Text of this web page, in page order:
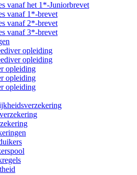
vanaf het 1*-Juniorbrevet
vanaf 1*-brevet
vanaf 2*-brevet
vanaf 3*-brevet
opleiding
opleiding
opleiding
opleiding
opleiding